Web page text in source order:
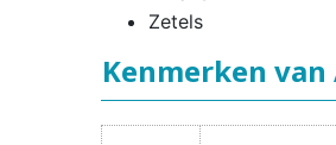
Zetels
Kenmerken